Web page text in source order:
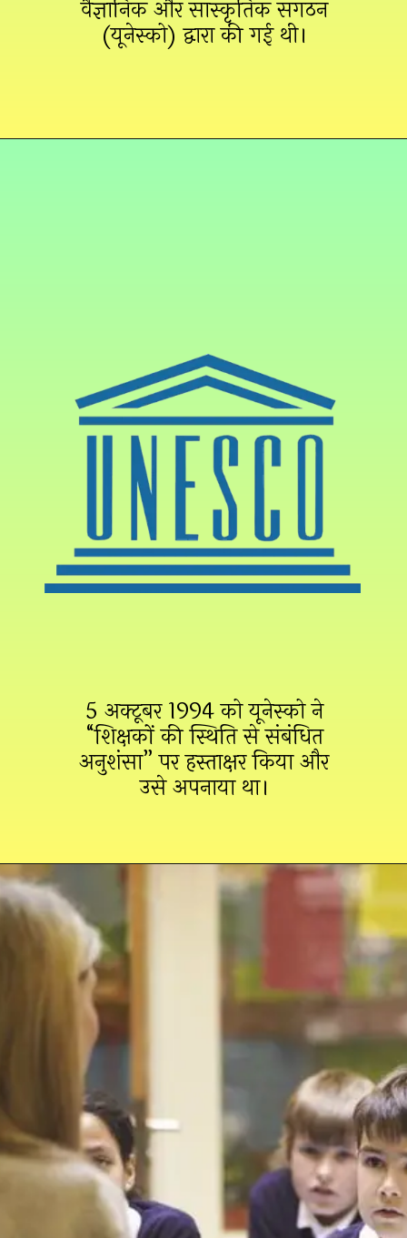
वैज्ञानिक और सांस्कृतिक संगठन
(यूनेस्को) द्वारा की गई थी।
5 अक्टूबर 1994 को यूनेस्को ने
“शिक्षकों की स्थिति से संबंधित
अनुशंसा” पर हस्ताक्षर किया और
उसे अपनाया था।